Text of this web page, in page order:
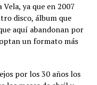
ya que en 2007
disco, álbum que
aquí abandonan por
un formato más
por los 30 años los